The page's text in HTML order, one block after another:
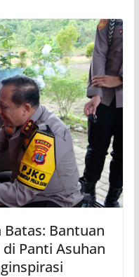
Batas: Bantuan
Panti Asuhan